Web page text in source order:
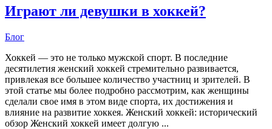
Играют ли девушки в хоккей?
Блог
Хоккей — это не только мужской спорт. В последние
десятилетия женский хоккей стремительно развивается,
привлекая все большее количество участниц и зрителей. В
этой статье мы более подробно рассмотрим, как женщины
сделали свое имя в этом виде спорта, их достижения и
влияние на развитие хоккея. Женский хоккей: исторический
обзор Женский хоккей имеет долгую ...